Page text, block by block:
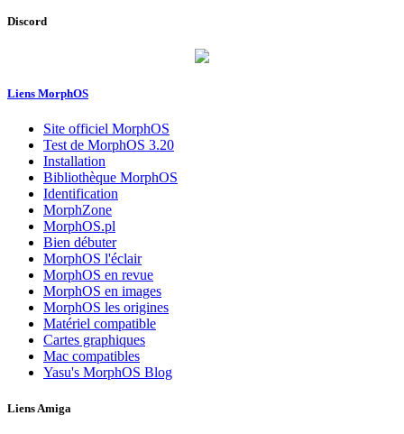
Discord
Liens MorphOS
Site officiel MorphOS
Test de MorphOS 3.20
Installation
Bibliothèque MorphOS
Identification
MorphZone
MorphOS.pl
Bien débuter
MorphOS l'éclair
MorphOS en revue
MorphOS en images
MorphOS les origines
Matériel compatible
Cartes graphiques
Mac compatibles
Yasu's MorphOS Blog
Liens Amiga